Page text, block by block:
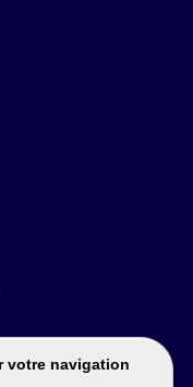
votre navigation